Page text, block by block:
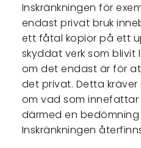
Inskränkningen för
endast privat bruk
ett fåtal kopior på ett
skyddat verk som
om det endast är för
det privat. Detta kräver
om vad som
därmed en
Inskränkningen återfinns